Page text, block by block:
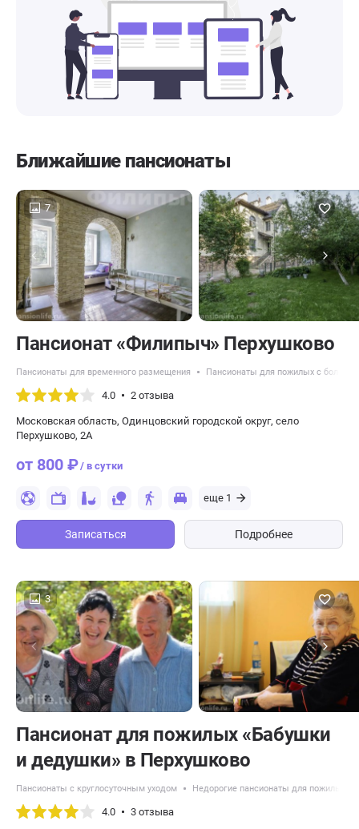
Ближайшие пансионаты
7
Пансионат «Филипыч» Перхушково
Пансионаты для временного размещения Пансионаты для пожилых с
4.0 2 отзыва
Московская область, Одинцовский городской округ, село
Перхушково, 2А
от 800 ₽/ в сутки
еще 1
Записаться Подробнее
3
Пансионат для пожилых «Бабушки
и дедушки» в Перхушково
Пансионаты с круглосуточным уходом Недорогие пансионаты для пожилых
4.0 3 отзыва